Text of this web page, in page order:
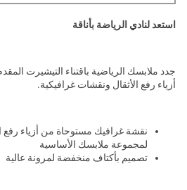
استعد لنادي الرياضة بأناقة
جدد ملابسك الرياضية باقتناء التيشيرت
أزياء رفع الأثقال ونقشات غرافيكية.
نقشة غرافيك مستوحاة من أزياء رفع
لمجموعة ملابسك الأساسية
تصميم بأكتاف منخفضة لمرونة عالية